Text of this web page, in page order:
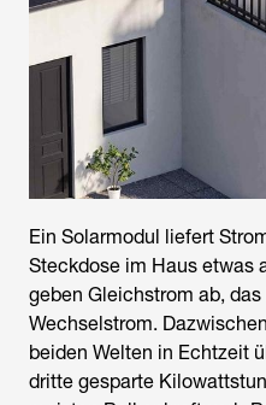
Ein Solarmodul liefert
Steckdose im Haus etwas
geben Gleichstrom ab,
Wechselstrom.
beiden Welten in Echtzeit
dritte gesparte